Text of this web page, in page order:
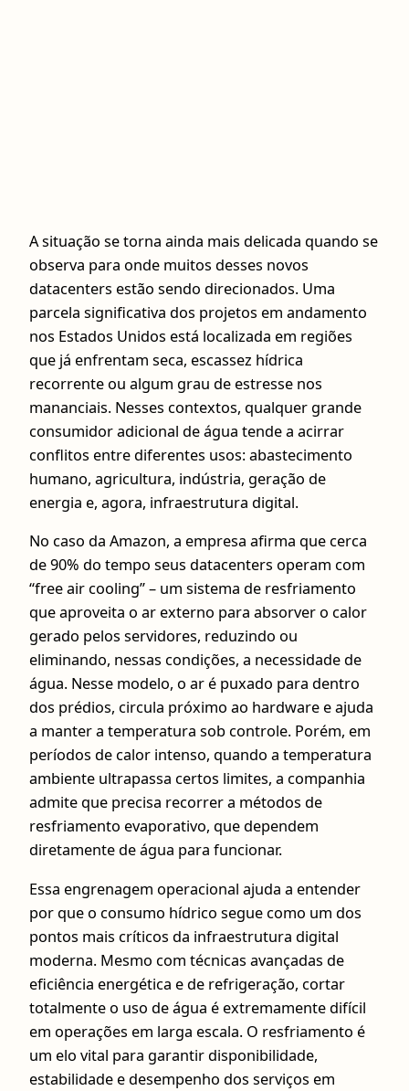
A situação se torna ainda mais delicada quando se
observa para onde muitos desses novos
datacenters estão sendo direcionados. Uma
parcela significativa dos projetos em andamento
nos Estados Unidos está localizada em regiões
que já enfrentam seca, escassez hídrica
recorrente ou algum grau de estresse nos
mananciais. Nesses contextos, qualquer grande
consumidor adicional de água tende a acirrar
conflitos entre diferentes usos: abastecimento
humano, agricultura, indústria, geração de
energia e, agora, infraestrutura digital.
No caso da Amazon, a empresa afirma que cerca
de 90% do tempo seus datacenters operam com
“free air cooling” – um sistema de resfriamento
que aproveita o ar externo para absorver o calor
gerado pelos servidores, reduzindo ou
eliminando, nessas condições, a necessidade de
água. Nesse modelo, o ar é puxado para dentro
dos prédios, circula próximo ao hardware e ajuda
a manter a temperatura sob controle. Porém, em
períodos de calor intenso, quando a temperatura
ambiente ultrapassa certos limites, a companhia
admite que precisa recorrer a métodos de
resfriamento evaporativo, que dependem
diretamente de água para funcionar.
Essa engrenagem operacional ajuda a entender
por que o consumo hídrico segue como um dos
pontos mais críticos da infraestrutura digital
moderna. Mesmo com técnicas avançadas de
eficiência energética e de refrigeração, cortar
totalmente o uso de água é extremamente difícil
em operações em larga escala. O resfriamento é
um elo vital para garantir disponibilidade,
estabilidade e desempenho dos serviços em